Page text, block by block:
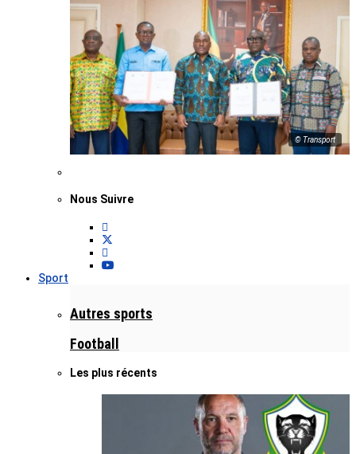
© Transport
Nous Suivre
Sport
Autres sports
Football
Les plus récents